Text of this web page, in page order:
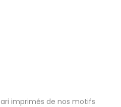
imprimés de nos motifs